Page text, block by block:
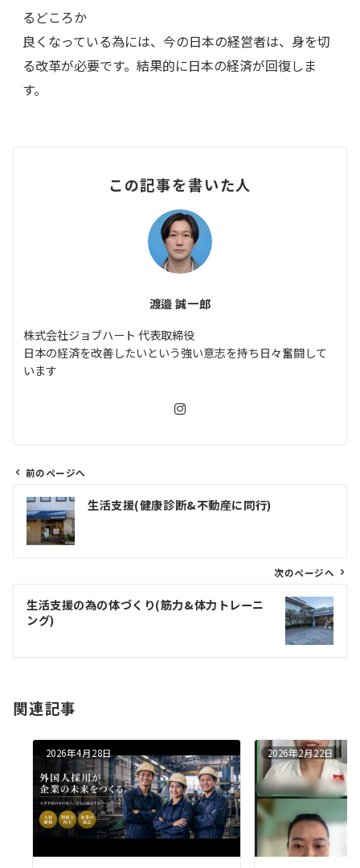
るどころか
良くなっている為には、今の日本の経営者は、身を切
る改革が必要です。結果的に日本の経済が回復しま
す。
この記事を書いた人
渡邉 誠一郎
株式会社ジョブハート 代表取締役
日本の経済を改善したいという強い意志を持ち日々奮闘して
います
ビ
ン
前のページへ
生活支援(健康診断&不動産に同行)
次のページへ
生活支援の為の体づくり(筋力&体力トレーニ
ング)
関連記事
2026年4月28日 2026年2月22日